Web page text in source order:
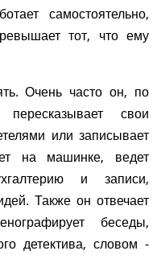
самостоятельно,
тот, что ему
Очень часто он, по
свои
или записывает
на машинке, ведет
и записи,
Также он отвечает
беседы,
детектива, словом -